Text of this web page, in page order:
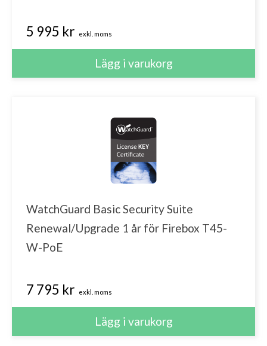
USP WiFi
Threat Detection and Response
Data Loss Prevention
WebBlocker
Gateway Antivirus
Intrusion Prevention Service
5 995 kr exkl. moms
WatchGuard Basic Security Suite
Renewal/Upgrade 1 år för Firebox T45-
W-PoE
7 795 kr exkl. moms